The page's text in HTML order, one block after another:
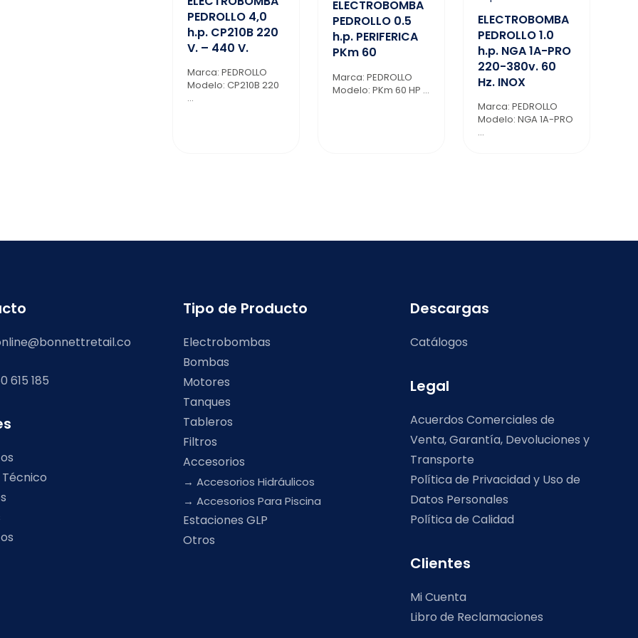
PEDROLLO 4,0
h.p. CP210B 220
V. – 440 V.
Marca: PEDROLLO
Modelo: CP210B 220
...
ELECTROBOMBA
PEDROLLO 0.5
h.p. PERIFERICA
PKm 60
Marca: PEDROLLO
Modelo: PKm 60 HP ...
ELECTROBOMBA
PEDROLLO 1.0
h.p. NGA 1A-PRO
220-380v. 60
Hz. INOX
Marca: PEDROLLO
Modelo: NGA 1A-PRO
...
615 185
Tipo de Producto
Electrobombas
Bombas
Motores
Tanques
Tableros
Filtros
Accesorios
Accesorios Hidráulicos
Accesorios Para Piscina
Estaciones GLP
Otros
Descargas
Catálogos
Legal
Acuerdos Comerciales de
Venta, Garantía, Devoluciones y
Transporte
Política de Privacidad y Uso de
Datos Personales
Política de Calidad
Clientes
Mi Cuenta
Libro de Reclamaciones